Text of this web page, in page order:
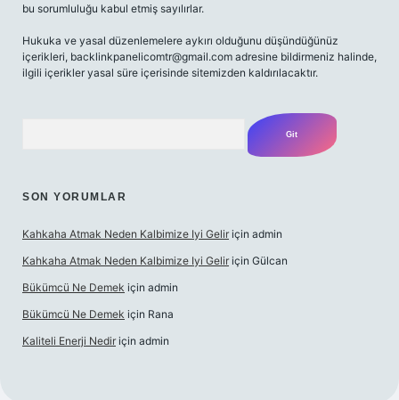
bu sorumluluğu kabul etmiş sayılırlar.
Hukuka ve yasal düzenlemelere aykırı olduğunu düşündüğünüz
içerikleri, backlinkpanelicomtr@gmail.com adresine bildirmeniz halinde,
ilgili içerikler yasal süre içerisinde sitemizden kaldırılacaktır.
SON YORUMLAR
Kahkaha Atmak Neden Kalbimize Iyi Gelir için admin
Kahkaha Atmak Neden Kalbimize Iyi Gelir için Gülcan
Bükümcü Ne Demek için admin
Bükümcü Ne Demek için Rana
Kaliteli Enerji Nedir için admin